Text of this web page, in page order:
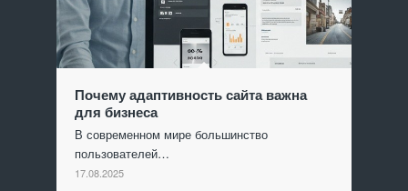
Почему адаптивность сайта важна
для бизнеса
В современном мире большинство
пользователей…
17.08.2025